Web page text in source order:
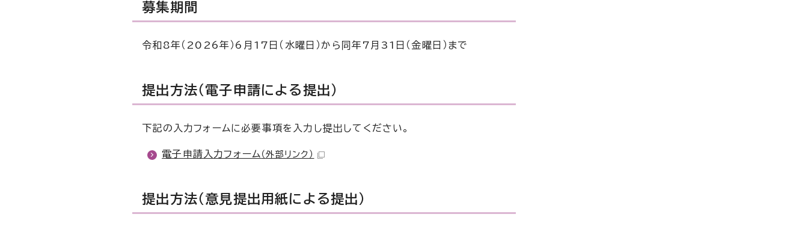
募集期間
令和8年（2026年）6月17日（水曜日）から同年7月31日（金曜日）まで
提出方法（電子申請による提出）
下記の入力フォームに必要事項を入力し提出してください。
電子申請入力フォーム （外部リンク）
提出方法（意見提出用紙による提出）